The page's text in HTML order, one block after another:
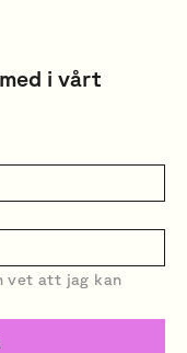
i vårt
vet att jag kan